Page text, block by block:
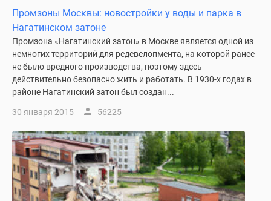
Промзоны Москвы: новостройки у воды и парка в
Нагатинском затоне
Промзона «Нагатинский затон» в Москве является одной из
немногих территорий для редевелопмента, на которой ранее
не было вредного производства, поэтому здесь
действительно безопасно жить и работать. В 1930-х годах в
районе Нагатинский затон был создан...
30 января 2015 56225